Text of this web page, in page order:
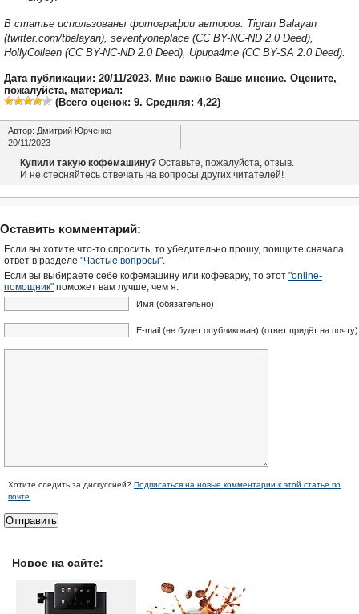
В статье использованы фотографии авторов: Tigran Balayan
(twitter.com/tbalayan), seventyoneplace (CC BY-NC-ND 2.0 Deed),
HollyColleen (CC BY-NC-ND 2.0 Deed), Upupa4me (CC BY-SA 2.0 Deed).
Дата публикации: 20/11/2023. Мне важно Ваше мнение. Оцените,
пожалуйста, материал:
(Всего оценок: 9. Средняя: 4,22)
Автор: Дмитрий Юрченко
20/11/2023
Купили такую кофемашину? Оставьте, пожалуйста, отзыв.
И не стесняйтесь отвечать на вопросы других читателей!
Оставить комментарий:
Если вы хотите что-то спросить, то убедительно прошу, поищите сначала
ответ в разделе "Частые вопросы".
Если вы выбираете себе кофемашину или кофеварку, то этот "online-
помощник" поможет вам лучше, чем я.
Имя (обязательно)
E-mail (не будет опубликован) (ответ придёт на почту)
Хотите следить за дискуссией?Подписаться на новые комментарии к этой статье по
почте
Новое на сайте: